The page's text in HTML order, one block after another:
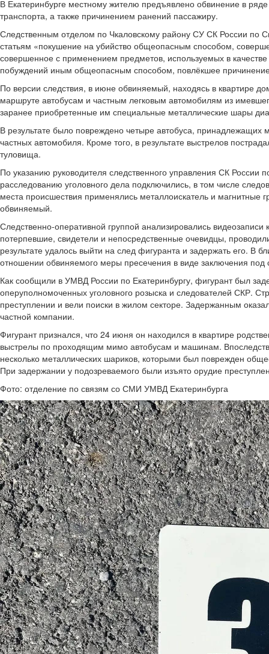
В Екатеринбурге местному жителю предъявлено обвинение в
транспорта, а также причинением ранений пассажиру.
Следственным отделом по Чкаловскому району СУ СК России по
статьям «покушение на убийство общеопасным способом,
совершенное с применением предметов, используемых в
побуждений иным общеопасным способом, повлёкшее
По версии следствия, в июне обвиняемый, находясь в квартире
маршруте автобусам и частным легковым автомобилям из
заранее приобретенные им специальные металлические шары
В результате было повреждено четыре автобуса,
частных автомобиля. Кроме того, в результате выстрелов
туловища.
По указанию руководителя следственного управления СК
расследованию уголовного дела подключились, в том числе
места происшествия применялись металлоискатель и магнитные
обвиняемый.
Следственно-оперативной группой анализировались
потерпевшие, свидетели и непосредственные очевидцы,
результате удалось выйти на след фигуранта и задержать его. В
отношении обвиняемого меры пресечения в виде заключения под
Как сообщили в УМВД России по Екатеринбургу, фигурант был
оперуполномоченных уголовного розыска и следователей СКР.
преступлении и вели поиски в жилом секторе. Задержанным
частной компании.
Фигурант признался, что 24 июня он находился в квартире
выстрелы по проходящим мимо автобусам и машинам.
несколько металлических шариков, которыми был поврежден
При задержании у подозреваемого были изъято орудие
Фото: отделение по связям со СМИ УМВД Екатеринбурга